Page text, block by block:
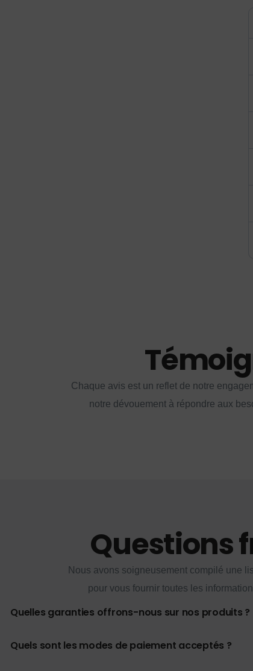
Chaque avis est un reflet de notre
notre dévouement à répondre aux
Questions
Nous avons soigneusement compilé une
pour vous fournir toutes les
Quelles garanties offrons-nous sur nos produits ?
Quels sont les modes de paiement acceptés ?